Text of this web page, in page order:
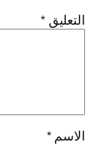
التعليق *
الاسم*